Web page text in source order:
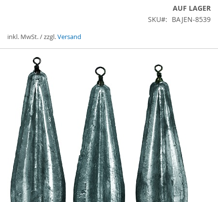
AUF LAGER
SKU
BAJEN-8539
inkl. MwSt. / zzgl.Versand